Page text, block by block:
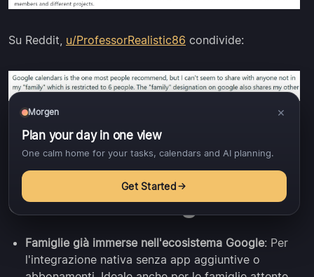
Su Reddit, u/ProfessorRealistic86 condivide:
Per Chi Google
Calendar è Migliore
Famiglie già immerse nell'ecosistema Google: Per
l'integrazione nativa senza app aggiuntive o
Morgen ×
Plan your day in one view
One calm home for your tasks, calendars and AI planning.
Get Started